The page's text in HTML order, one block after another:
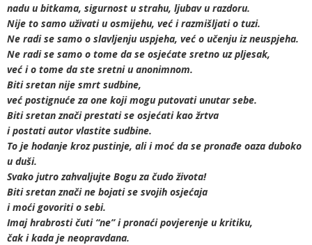
nadu u bitkama, sigurnost u strahu, ljubav u razdoru.
Nije to samo uživati u osmijehu, već i razmišljati o tuzi.
Ne radi se samo o slavljenju uspjeha, već o učenju iz neuspjeha.
Ne radi se samo o tome da se osjećate sretno uz pljesak,
već i o tome da ste sretni u anonimnom.
Biti sretan nije smrt sudbine,
već postignuće za one koji mogu putovati unutar sebe.
Biti sretan znači prestati se osjećati kao žrtva
i postati autor vlastite sudbine.
To je hodanje kroz pustinje, ali i moć da se pronađe oaza duboko
u duši.
Svako jutro zahvaljujte Bogu za čudo života!
Biti sretan znači ne bojati se svojih osjećaja
i moći govoriti o sebi.
Imaj hrabrosti čuti “ne” i pronaći povjerenje u kritiku,
čak i kada je neopravdana.